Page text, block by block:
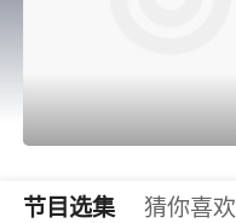
节目选集 猜你喜欢